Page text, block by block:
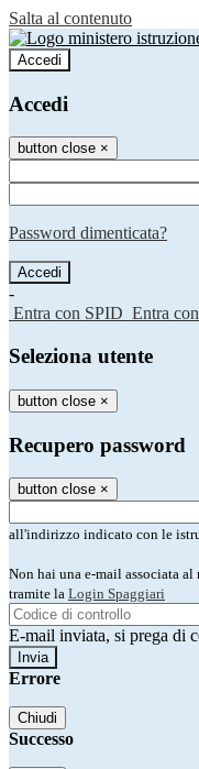
Salta al contenuto
Accedi
Accedi
button close ×
Password dimenticata?
-
Entra con SPID Entra
Seleziona utente
button close ×
Recupero password
button close ×
all'indirizzo indicato con le
Non hai una e-mail associata
tramite la Login Spaggiari
E-mail inviata, si prega di
Errore
Chiudi
Successo